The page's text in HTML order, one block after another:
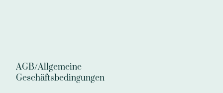
AGB/Allgemeine
Geschäftsbedingungen